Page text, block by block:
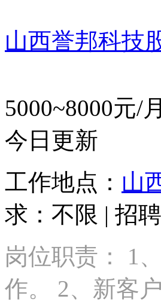
山西誉邦科技
5000~8000元/月
今日更新
工作地点： 山
求：不限 | 招
岗位职责： 1
作。 2、新客